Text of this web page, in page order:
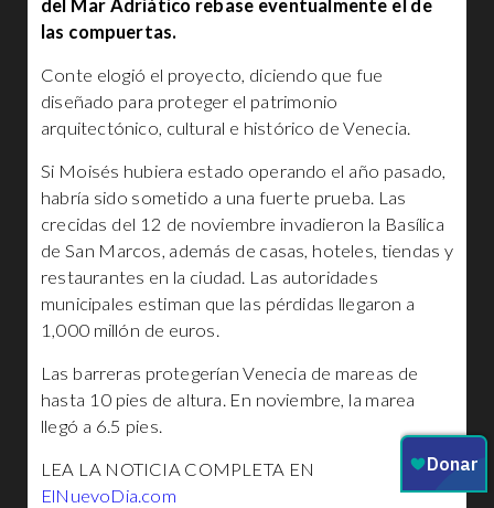
del Mar Adriático rebase eventualmente el de
las compuertas.
Conte elogió el proyecto, diciendo que fue
diseñado para proteger el patrimonio
arquitectónico, cultural e histórico de Venecia.
Si Moisés hubiera estado operando el año pasado,
habría sido sometido a una fuerte prueba. Las
crecidas del 12 de noviembre invadieron la Basílica
de San Marcos, además de casas, hoteles, tiendas y
restaurantes en la ciudad. Las autoridades
municipales estiman que las pérdidas llegaron a
1,000 millón de euros.
Las barreras protegerían Venecia de mareas de
hasta 10 pies de altura. En noviembre, la marea
llegó a 6.5 pies.
LEA LA NOTICIA COMPLETA EN
ElNuevoDia.com